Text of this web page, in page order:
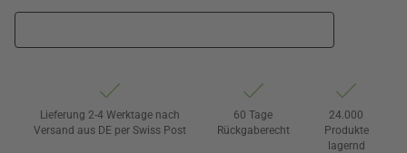
Lieferung 2-4 Werktage nach
Versand aus DE per Swiss Post
60 Tage
Rückgaberecht
24.000
Produkte
lagernd